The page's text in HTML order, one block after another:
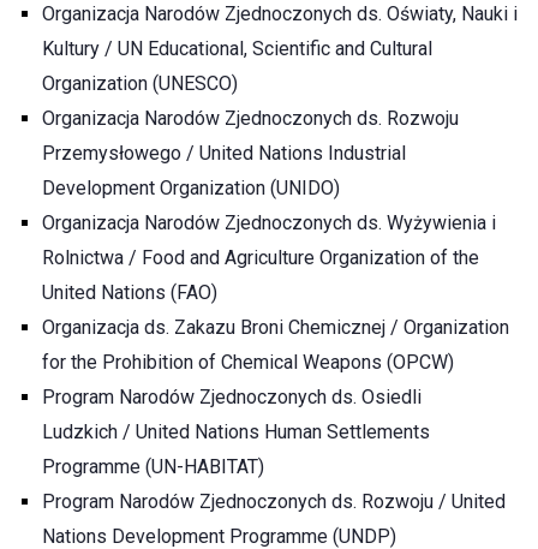
Organizacja Narodów Zjednoczonych ds. Oświaty, Nauki i
Kultury / UN Educational, Scientific and Cultural
Organization (UNESCO)
Organizacja Narodów Zjednoczonych ds. Rozwoju
Przemysłowego / United Nations Industrial
Development Organization (UNIDO)
Organizacja Narodów Zjednoczonych ds. Wyżywienia i
Rolnictwa / Food and Agriculture Organization of the
United Nations (FAO)
Organizacja ds. Zakazu Broni Chemicznej / Organization
for the Prohibition of Chemical Weapons (OPCW)
Program Narodów Zjednoczonych ds. Osiedli
Ludzkich / United Nations Human Settlements
Programme (UN-HABITAT)
Program Narodów Zjednoczonych ds. Rozwoju / United
Nations Development Programme (UNDP)